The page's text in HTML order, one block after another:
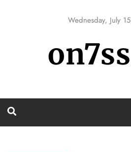
Wednesday, July